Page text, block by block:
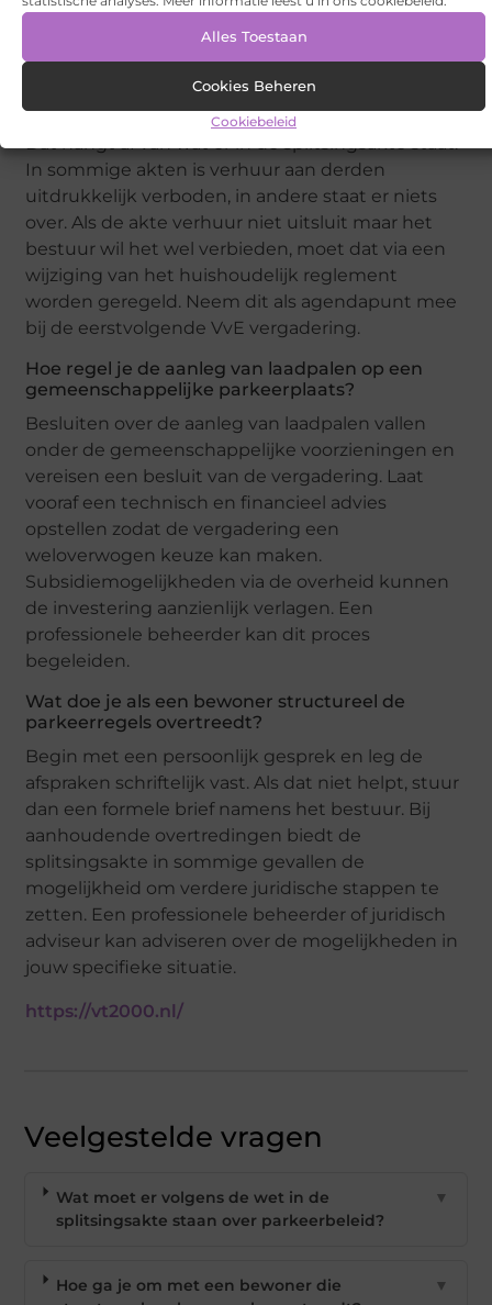
Alles Toestaan
Cookies Beheren
Cookiebeleid
bevoegdheden van de VvE.
Mag een eigenaar zijn parkeerplek verhuren aan
iemand van buiten de VvE?
Dat hangt af van wat er in de splitsingsakte staat.
In sommige akten is verhuur aan derden
uitdrukkelijk verboden, in andere staat er niets
over. Als de akte verhuur niet uitsluit maar het
bestuur wil het wel verbieden, moet dat via een
wijziging van het huishoudelijk reglement
worden geregeld. Neem dit als agendapunt mee
bij de eerstvolgende VvE vergadering.
Hoe regel je de aanleg van laadpalen op een
gemeenschappelijke parkeerplaats?
Besluiten over de aanleg van laadpalen vallen
onder de gemeenschappelijke voorzieningen en
vereisen een besluit van de vergadering. Laat
vooraf een technisch en financieel advies
opstellen zodat de vergadering een
weloverwogen keuze kan maken.
Subsidiemogelijkheden via de overheid kunnen
de investering aanzienlijk verlagen. Een
professionele beheerder kan dit proces
begeleiden.
Wat doe je als een bewoner structureel de
parkeerregels overtreedt?
Begin met een persoonlijk gesprek en leg de
afspraken schriftelijk vast. Als dat niet helpt, stuur
dan een formele brief namens het bestuur. Bij
aanhoudende overtredingen biedt de
splitsingsakte in sommige gevallen de
mogelijkheid om verdere juridische stappen te
zetten. Een professionele beheerder of juridisch
adviseur kan adviseren over de mogelijkheden in
jouw specifieke situatie.
https://vt2000.nl/
Veelgestelde vragen
Wat moet er volgens de wet in de
splitsingsakte staan over parkeerbeleid?
▼
Hoe ga je om met een bewoner die
▼